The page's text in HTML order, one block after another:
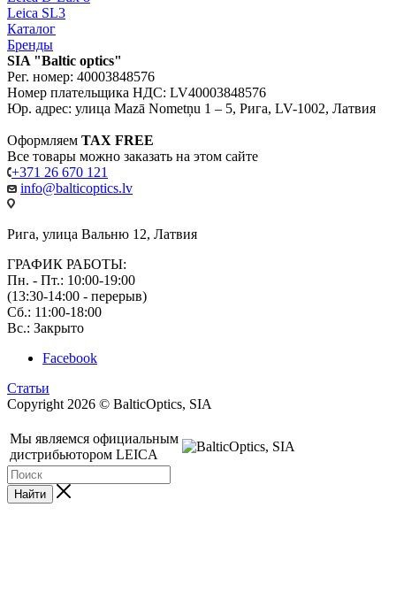
Leica SL3
Каталог
Бренды
SIA "Baltic optics"
Рег. номер: 40003848576
Номер плательщика НДС: LV40003848576
Юр. адрес: улица Mazā Nometņu 1 – 5, Рига, LV-1002, Латвия
Оформляем TAX FREE
Все товары можно заказать на этом сайте
+371 26 670 121
info@balticoptics.lv
Рига, улица Вальню 12, Латвия
ГРАФИК РАБОТЫ:
Пн. - Пт.: 10:00-19:00
(13:30-14:00 - перерыв)
Сб.: 11:00-18:00
Вс.: Закрыто
Facebook
Статьи
Copyright 2026 © BalticOptics, SIA
Мы являемся официальным
дистрибьютором LEICA
Найти